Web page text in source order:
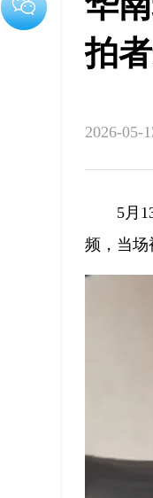
拍
2026-05-
5月
频，当场